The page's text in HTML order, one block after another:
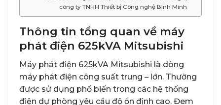
công ty TNHH Thiết bị Công nghệ Bình Minh
Thông tin tổng quan về máy
phát điện 625kVA Mitsubishi
Máy phát điện 625kVA Mitsubishi là dòng
máy phát điện công suất trung – lớn. Thường
được sử dụng phổ biến trong các hệ thống
điện dự phòng yêu cầu độ ổn định cao. Đem